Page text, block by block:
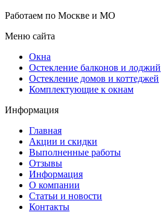
Работаем по Москве и МО
Меню сайта
Окна
Остекление балконов и лоджий
Остекление домов и коттеджей
Комплектующие к окнам
Информация
Главная
Акции и скидки
Выполненные работы
Отзывы
Информация
О компании
Статьи и новости
Контакты